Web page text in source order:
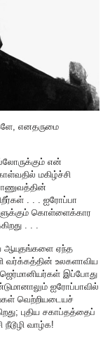
எனதருமை
என்
மகிழ்ச்சி
. . . ஐரோப்பா
கொள்ளைக்கார
. . .
ஆயுதங்களை ஏந்த
வர்க்கத்தின் உலகளாவிய
ஜெர்மானியர்கள் இப்போது
ஐரோப்பாவில்
வெற்றியடையச்
புதிய சகாப்தத்தைப்
நீடூழி வாழ்க!